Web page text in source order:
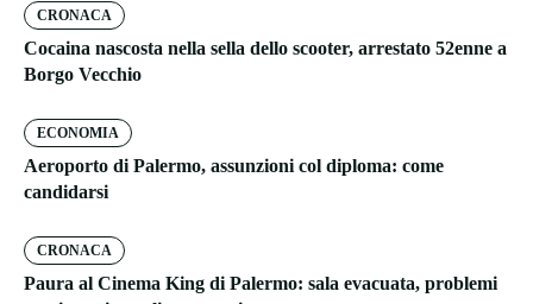
CRONACA
Cocaina nascosta nella sella dello scooter, arrestato 52enne a
Borgo Vecchio
ECONOMIA
Aeroporto di Palermo, assunzioni col diploma: come
candidarsi
CRONACA
Paura al Cinema King di Palermo: sala evacuata, problemi